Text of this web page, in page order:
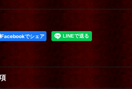
Facebookでシェア